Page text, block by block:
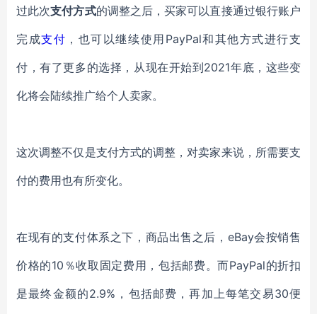
过此次支付方式的调整之后，买家可以直接通过银行账户
完成支付 ，也可以继续使用 PayPal和其他方式进行支
付 ，有了更多的选择，从现在开始到2021年底，这些变
化将会陆续推广给个人卖家。
这次调整不仅是支付方式的调整，对卖家来说，所需要支
付的费用也有所变化。
在现有的支付体系之下， 商品出售 之后 ， eBay会按销售
价格的10％收取固定费用，包括邮费。而PayPal的折扣
是最终金额的2.9%，包括邮费，再加上每笔交易30便